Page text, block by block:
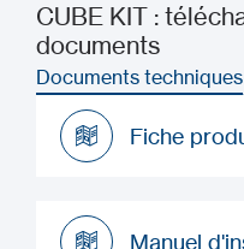
CUBE KIT :
documents
Documents techniques
Fiche
Manuel